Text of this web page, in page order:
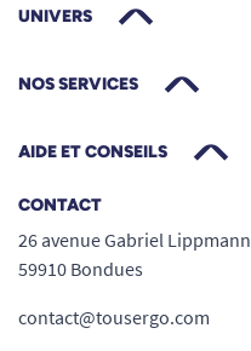
UNIVERS
NOS SERVICES
AIDE ET CONSEILS
CONTACT
26 avenue Gabriel Lippmann
59910 Bondues
contact@tousergo.com